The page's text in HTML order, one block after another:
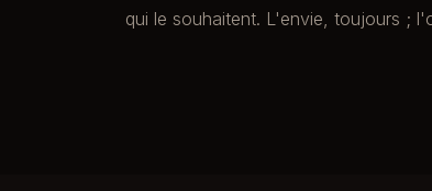
qui le souhaitent. L'envie, toujours ;